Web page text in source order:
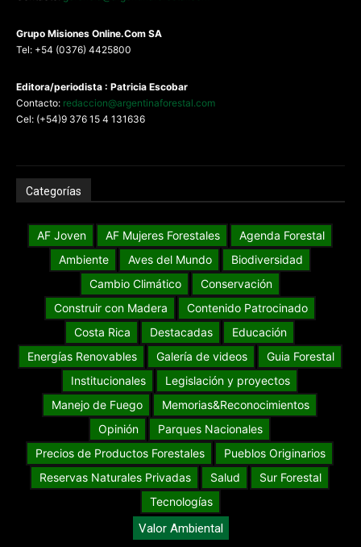
Grupo Misiones Online.Com SA
Tel: +54 (0376) 4425800
Editora/periodista : Patricia Escobar
Contacto: redaccion@argentinaforestal.com
Cel: (+54)9 376 15 4 131636
Categorías
AF Joven AF Mujeres Forestales
Agenda Forestal
Ambiente
Aves del Mundo
Biodiversidad
Cambio Climático
Conservación
Construir con Madera
Contenido Patrocinado
Costa Rica
Destacadas
Educación
Energías Renovables
Galería de videos
Guia Forestal
Institucionales
Legislación y proyectos
Manejo de Fuego
Memorias&Reconocimientos
Opinión
Parques Nacionales
Precios de Productos Forestales
Pueblos Originarios
Reservas Naturales Privadas
Salud
Sur Forestal
Tecnologías
Valor Ambiental